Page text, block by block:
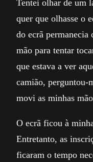
Tentei olhar de um
quer que olhasse o
do ecrã permanecia
mão para tentar
que estava a ver
camião, perguntou-
movi as minhas
O ecrã ficou à
Entretanto, as
ficaram o tempo